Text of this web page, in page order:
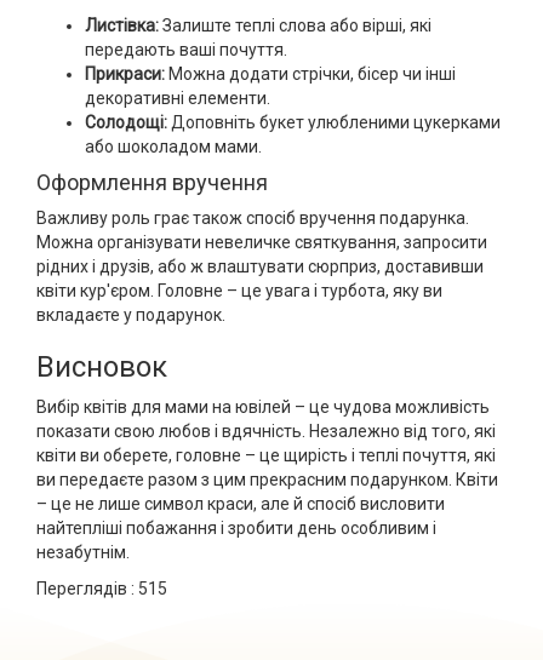
Листівка:Залиште теплі слова або вірші, які
передають ваші почуття.
Прикраси: Можна додати стрічки, бісер чи інші
декоративні елементи.
Солодощі: Доповніть букет улюбленими цукерками
або шоколадом мами.
Оформлення вручення
Важливу роль грає також спосіб вручення подарунка.
Можна організувати невеличке святкування, запросити
рідних і друзів, або ж влаштувати сюрприз, доставивши
квіти кур'єром. Головне – це увага і турбота, яку ви
вкладаєте у подарунок.
Висновок
Вибір квітів для мами на ювілей – це чудова можливість
показати свою любов і вдячність. Незалежно від того, які
квіти ви оберете, головне – це щирість і теплі почуття, які
ви передаєте разом з цим прекрасним подарунком. Квіти
– це не лише символ краси, але й спосіб висловити
найтепліші побажання і зробити день особливим і
незабутнім.
Переглядів : 515